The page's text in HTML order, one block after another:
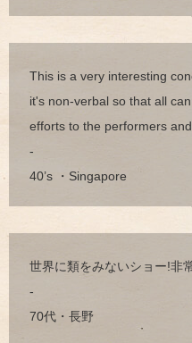
This is a very interesting
it's non-verbal so that all
efforts to the performers
-
40’s ・Singapore
世界に類をみないショー!非
-
70代・長野